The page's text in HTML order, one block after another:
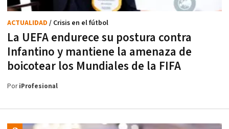
La UEFA endurece su postura contra
Infantino y mantiene la amenaza de
boicotear los Mundiales de la FIFA
ACTUALIDAD / Crisis en el fútbol
PoriProfesional